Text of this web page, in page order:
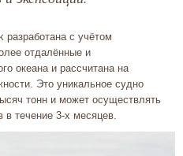
разработана с учётом
отдалённые и
океана и рассчитана на
Это уникальное судно
тонн и может осуществлять
в течение 3-х месяцев.